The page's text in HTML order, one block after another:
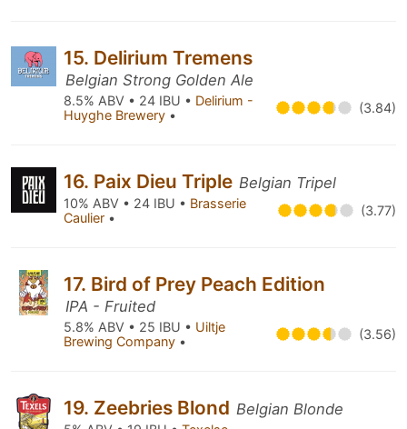
15. Delirium Tremens
Belgian Strong Golden Ale
8.5% ABV • 24 IBU • Delirium -
Huyghe Brewery • (3.84)
16. Paix Dieu Triple Belgian Tripel
10% ABV • 24 IBU • Brasserie
Caulier • (3.77)
17. Bird of Prey Peach Edition
IPA - Fruited
5.8% ABV • 25 IBU • Uiltje
Brewing Company • (3.56)
19. Zeebries Blond Belgian Blonde